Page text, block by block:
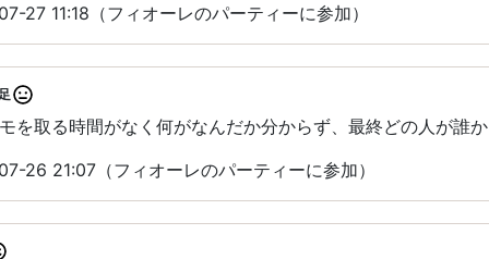
27 11:18（フィオーレのパーティーに参加）
を取る時間がなく何がなんだか分からず、最終どの人が誰
26 21:07（フィオーレのパーティーに参加）